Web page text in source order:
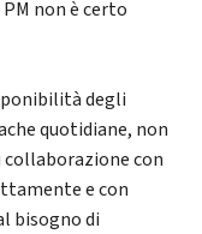
non è certo
degli
quotidiane, non
collaborazione con
e con
bisogno di